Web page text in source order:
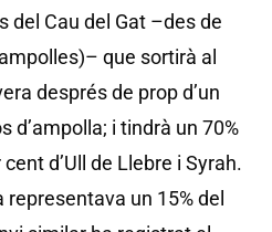
del Cau del Gat –des de
que sortirà al
després de prop d’un
d’ampolla; i tindrà un 70%
d’Ull de Llebre i Syrah.
un 15% del